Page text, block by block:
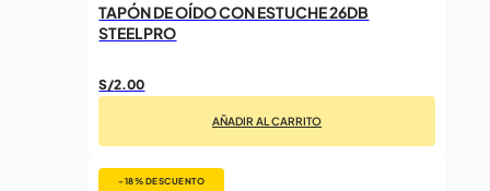
TAPÓN DE OÍDO CON ESTUCHE 26DB
STEELPRO
S/2.00
AÑADIR AL CARRITO
-18%